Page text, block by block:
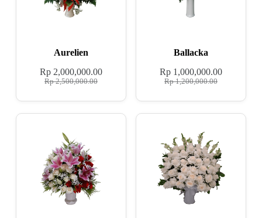
Aurelien
Rp2,500,000.00
Rp2,000,000.00
Ballacka
Rp1,200,000.00
Rp 1,000,000.00